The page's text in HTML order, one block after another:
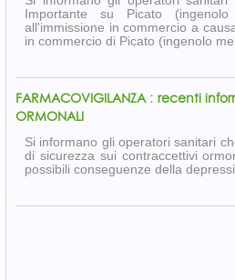
Importante su Picato
all'immissione in commercio a
in commercio di Picato (ingenolo
FARMACOVIGILANZA : recenti
ORMONALI
Si informano gli operatori sanitari
di sicurezza sui contraccettivi
possibili conseguenze della